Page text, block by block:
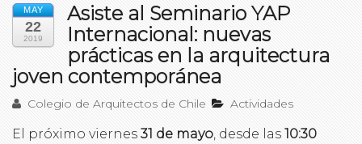
MAY
22
2019
Asiste al Seminario YAP
Internacional: nuevas
prácticas en la arquitectura
joven contemporánea
Colegio de Arquitectos de Chile Actividades
El próximo viernes 31 de mayo, desde las 10:30